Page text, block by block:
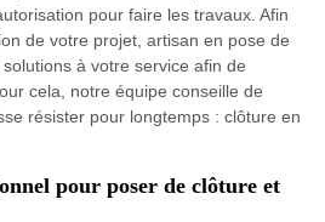
pour faire les travaux. Afin
de votre projet, artisan en pose de
à votre service afin de
cela, notre équipe conseille de
résister pour longtemps : clôture en
pour poser de clôture et